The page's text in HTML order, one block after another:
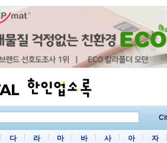
다 라 마 바 사 아 자